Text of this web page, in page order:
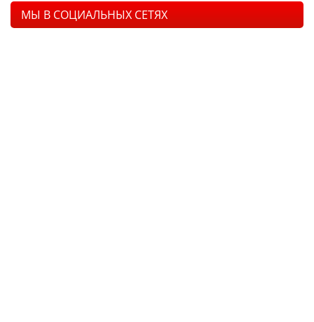
МЫ В СОЦИАЛЬНЫХ СЕТЯХ